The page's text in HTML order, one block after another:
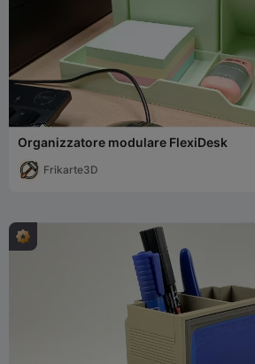
Organizzatore modulare FlexiDesk
Frikarte3D